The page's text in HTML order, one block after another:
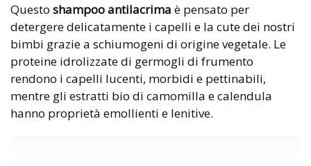
Questo shampoo antilacrima è pensato per
detergere delicatamente i capelli e la cute dei nostri
bimbi grazie a schiumogeni di origine vegetale. Le
proteine idrolizzate di germogli di frumento
rendono i capelli lucenti, morbidi e pettinabili,
mentre gli estratti bio di camomilla e calendula
hanno proprietà emollienti e lenitive.